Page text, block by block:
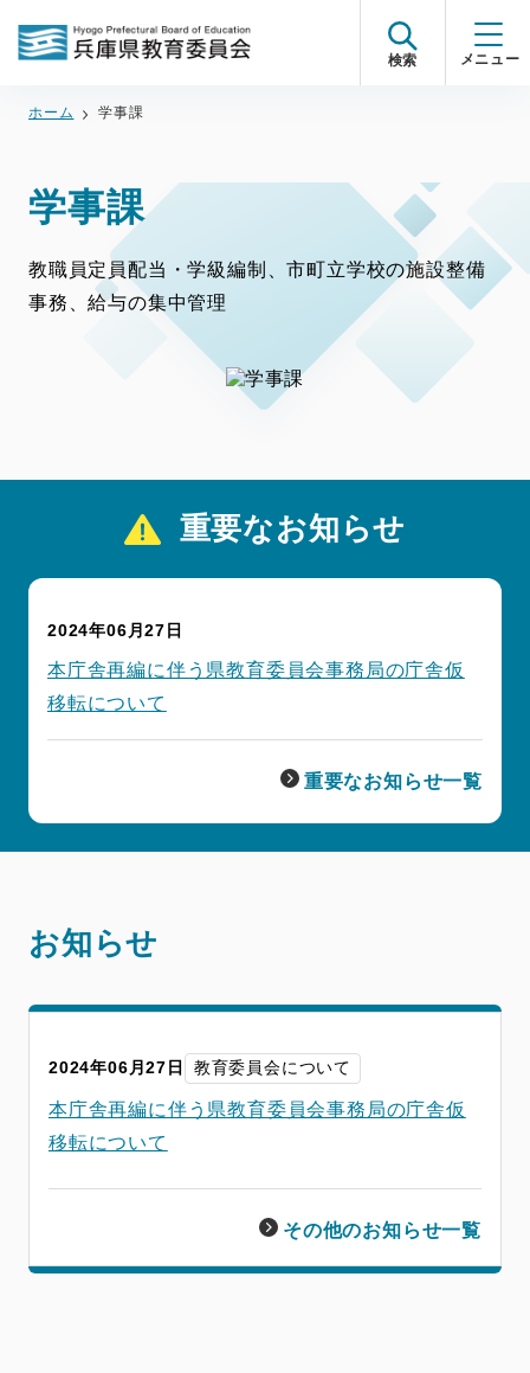
検索
ホーム 学事課
学事課
教職員定員配当・学級編制、市町立学校の施設整備
事務、給与の集中管理
重要なお知らせ
2024年06月27日
本庁舎再編に伴う県教育委員会事務局の庁舎仮
移転について
重要なお知らせ一覧
お知らせ
2024年06月27日 教育委員会について
本庁舎再編に伴う県教育委員会事務局の庁舎仮
移転について
その他のお知らせ一覧